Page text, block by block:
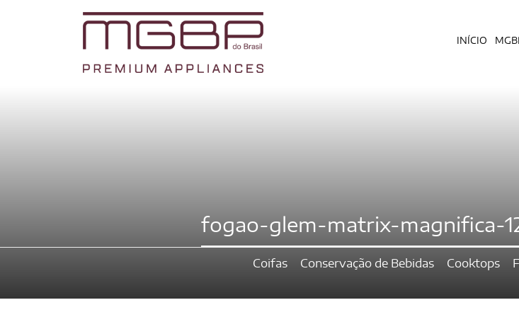
INÍCIO
fogao-glem-matrix-magnifica-
Coifas Conservação de Bebidas Cooktops